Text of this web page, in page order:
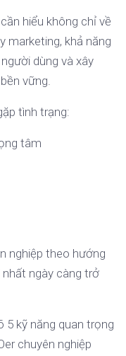
hiểu không chỉ về
marketing, khả năng
dùng và xây
vững.
tình trạng:
tâm
nghiệp theo hướng
ngày càng trở
5 kỹ năng quan trọng
chuyên nghiệp